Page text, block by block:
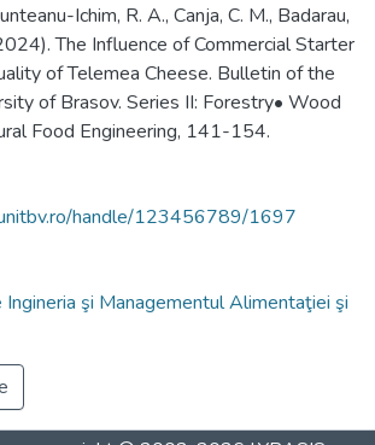
Ichim, R. A., Canja, C. M., Badarau,
The Influence of Commercial Starter
of Telemea Cheese. Bulletin of the
of Brasov. Series II: Forestry• Wood
Food Engineering, 141-154.
handle/123456789/1697
şi Managementul Alimentaţiei şi